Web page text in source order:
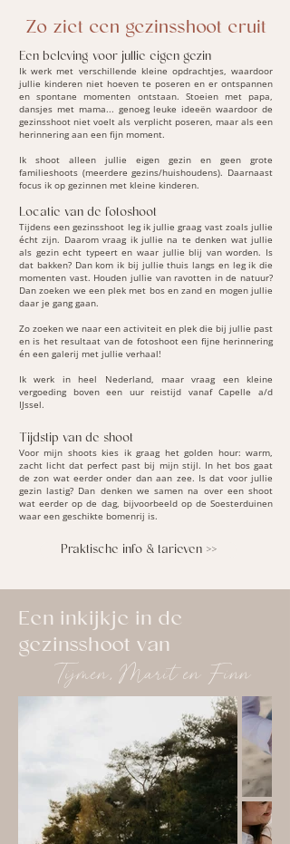
Zo ziet een gezinsshoot eruit
Een beleving voor jullie eigen gezin
Ik werk met verschillende kleine opdrachtjes, waardoor
jullie kinderen niet hoeven te poseren en er ontspannen
en spontane momenten ontstaan. Stoeien met papa,
dansjes met mama... genoeg leuke ideeën waardoor de
gezinsshoot niet voelt als verplicht poseren, maar als een
herinnering aan een fijn moment.
Ik shoot alleen jullie eigen gezin en geen grote
familieshoots (meerdere gezins/huishoudens). Daarnaast
focus ik op gezinnen met kleine kinderen.
Locatie van de fotoshoot
Tijdens een gezinsshoot leg ik jullie graag vast zoals jullie
écht zijn. Daarom vraag ik jullie na te denken wat jullie
als gezin echt typeert en waar jullie blij van worden. Is
dat bakken? Dan kom ik bij jullie thuis langs en leg ik die
momenten vast. Houden jullie van ravotten in de natuur?
Dan zoeken we een plek met bos en zand en mogen jullie
daar je gang gaan.
Zo zoeken we naar een activiteit en plek die bij jullie past
en is het resultaat van de fotoshoot een fijne herinnering
én een galerij met jullie verhaal!
Ik werk in heel Nederland, maar vraag een kleine
vergoeding boven een uur reistijd vanaf Capelle a/d
IJssel.
Tijdstip van de shoot
Voor mijn shoots kies ik graag het golden hour: warm,
zacht licht dat perfect past bij mijn stijl. In het bos gaat
de zon wat eerder onder dan aan zee. Is dat voor jullie
gezin lastig? Dan denken we samen na over een shoot
wat eerder op de dag, bijvoorbeeld op de Soesterduinen
waar een geschikte bomenrij is.
Praktische info & tarieven >>
Een inkijkje in de
gezinsshoot van
Tijmen, Marit en Finn